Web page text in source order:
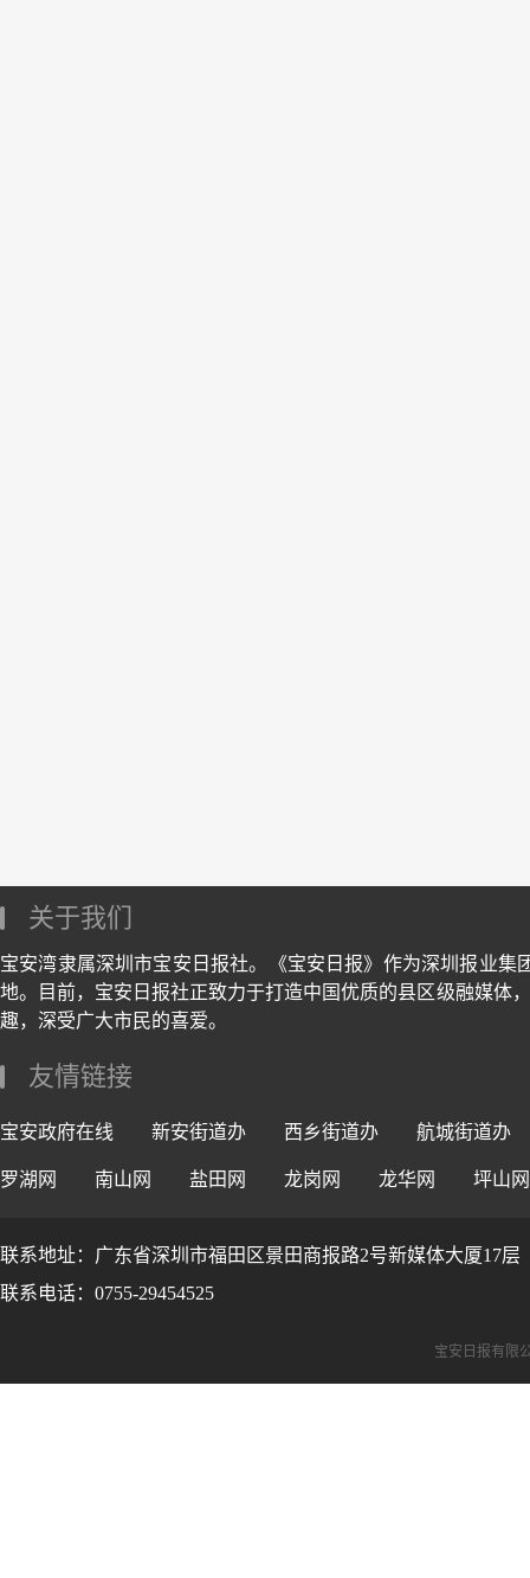
关于我们
宝安湾隶属深圳市宝安日报社。《宝安日报》作为深圳报业
地。目前，宝安日报社正致力于打造中国优质的县区级融媒体
趣，深受广大市民的喜爱。
友情链接
宝安政府在线 新安街道办 西乡街道办 航城街道办
罗湖网 南山网 盐田网 龙岗网 龙华网 坪山网
联系地址：广东省深圳市福田区景田商报路2号新媒体大厦17层
联系电话：0755-29454525
宝安日报有限